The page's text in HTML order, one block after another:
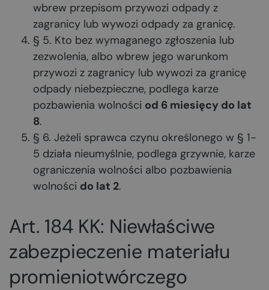
wbrew przepisom przywozi odpady z
zagranicy lub wywozi odpady za granicę.
§ 5. Kto bez wymaganego zgłoszenia lub
zezwolenia, albo wbrew jego warunkom
przywozi z zagranicy lub wywozi za granicę
odpady niebezpieczne, podlega karze
pozbawienia wolności od 6 miesięcy do lat
8.
§ 6. Jeżeli sprawca czynu określonego w § 1-
5 działa nieumyślnie, podlega grzywnie, karze
ograniczenia wolności albo pozbawienia
wolności do lat 2.
Art. 184 KK: Niewłaściwe
zabezpieczenie materiału
promieniotwórczego